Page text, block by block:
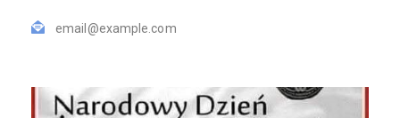
email@example.com